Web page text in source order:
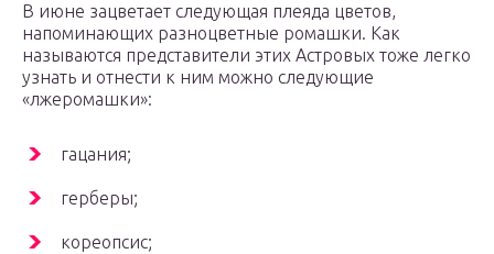
В июне зацветает следующая плеяда цветов,
напоминающих разноцветные ромашки. Как
называются представители этих Астровых тоже легко
узнать и отнести к ним можно следующие
«лжеромашки»:
гацания;
герберы;
кореопсис;